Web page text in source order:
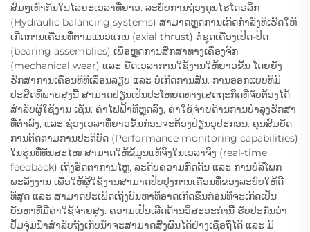
ສົມໆເທົ່າກັນໃນໄລຍະເວລາທີ່ຍາວ. ລະບົບການຖ່ວງດຸນໄຮໂດຣລິກ
(Hydraulic balancing systems) ສາມາດຫຼຸດການເກີດກຳລັງທີ່ເຮັດໃຫ້
ເກີດການເຄື່ອນທີ່ຕາມແນວແກນ (axial thrust) ຕໍ່ຊຸດເຄື່ອງເປີດ-ປິດ
(bearing assemblies) ເພື່ອຫຼຸດການສຶກສາທາງເຄື່ອງຈັກ
(mechanical wear) ແລະ ຍືດເວລາການໃຊ້ງານໃຫ້ຍາວຂຶ້ນ ໂດຍຍັງ
ຮັກສາການເຄື່ອນທີ່ທີ່ເລືອນລຽບ ແລະ ບໍ່ເກີດການສັ່ນ. ການອອກແບບທີ່ມີ
ປະສິດທິພາບສູງນີ້ ສາມາດປ່ຽນເປັນປະໂຫຍດທາງເສດຖະກິດທີ່ຈັບຕ້ອງໄດ້
ສຳລັບຜູ້ໃຊ້ງານ ເຊັ່ນ: ຄ່າໄຟຟ້າທີ່ຫຼຸດລົງ, ຄ່າໃຊ້ຈ່າຍດ້ານການບໍາລຸງຮັກສາ
ທີ່ຕ່ຳລົງ, ແລະ ຊ່ວງເວລາທີ່ຍາວຂຶ້ນກ່ອນຈະຕ້ອງປ່ຽນອຸປະກອນ. ຄຸນສົມບັດ
ການຕິດຕາມການປະຕິບັດ (Performance monitoring capabilities)
ໃນຮຸ່ນທີ່ທັນສະໄໝ ສາມາດໃຫ້ຂໍ້ມູນແທ້ຈິງໃນເວລາຈິງ (real-time
feedback) ເຖິງອັດຕາການໄຫຼ, ລະດັບຄວາມກົດດັນ ແລະ ການບໍລິໂພກ
ພະລັງງານ ເພື່ອໃຫ້ຜູ້ໃຊ້ງານສາມາດປັບປຸງການເຄື່ອນທີ່ຂອງລະບົບໃຫ້ດີ
ທີ່ສຸດ ແລະ ສາມາດປະເພີດເຖິງບັນຫາທີ່ອາດເກີດຂຶ້ນກ່ອນທີ່ຈະເກີດເປັນ
ບັນຫາທີ່ມີຄ່າໃຊ້ຈ່າຍສູງ. ຄວາມເປັນເລີດດ້ານວິສະວະກຳນີ້ ຮັບປະກັນວ່າ
ປັ້ມຈຸ່ມນ້ຳສຳລັບຖັງເກັບນ້ຳຈະສາມາດສົ່ງຜົນໄດ້ຢ່າງເຊື່ອຖືໄດ້ ແລະ ມີ